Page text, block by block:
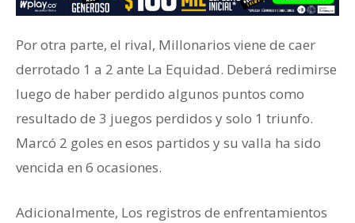
Por otra parte, el rival, Millonarios viene de caer
derrotado 1 a 2 ante La Equidad. Deberá redimirse
luego de haber perdido algunos puntos como
resultado de 3 juegos perdidos y solo 1 triunfo.
Marcó 2 goles en esos partidos y su valla ha sido
vencida en 6 ocasiones.
Adicionalmente, Los registros de enfrentamientos